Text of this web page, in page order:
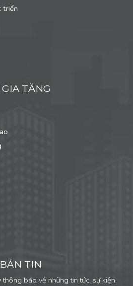
triển
TĂNG
TIN
báo về những tin tức, sự kiện